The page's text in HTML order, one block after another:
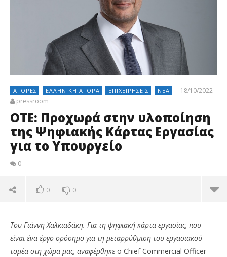
ΑΓΟΡΈΣ ΕΛΛΗΝΙΚΉ ΑΓΟΡΆ ΕΠΙΧΕΙΡΉΣΕΙΣ ΝΈΑ
18/10/2022
pressroom
ΟΤΕ: Προχωρά στην υλοποίηση
της Ψηφιακής Κάρτας Εργασίας
για το Υπουργείο
0
0 0
Του Γιάννη Χαλκιαδάκη. Για τη ψηφιακή κάρτα εργασίας, που
είναι ένα έργο-ορόσημο για τη μεταρρύθμιση του εργασιακού
τομέα στη χώρα μας, αναφέρθηκεο Chief Commercial Officer